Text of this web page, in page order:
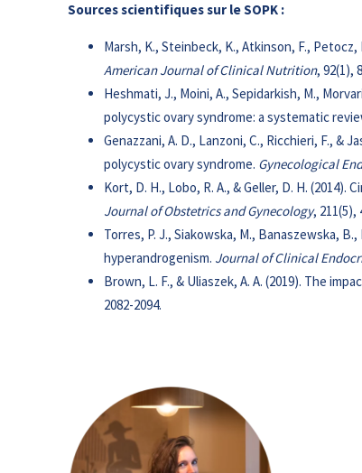
Sources scientifiques sur le SOPK :
Marsh, K., Steinbeck, K., Atkinson, F.,
American Journal of Clinical Nutrition, 92(1),
Heshmati, J., Moini, A., Sepidarkish, M.,
polycystic ovary syndrome: a systematic
Genazzani, A. D., Lanzoni, C., Ricchieri, F.,
polycystic ovary syndrome. Gynecological
Kort, D. H., Lobo, R. A., & Geller, D. H.
Journal of Obstetrics and Gynecology, 211(5),
Torres, P. J., Siakowska, M., Banaszewska,
hyperandrogenism. Journal of Clinical
Brown, L. F., & Uliaszek, A. A. (2019). The
2082-2094.